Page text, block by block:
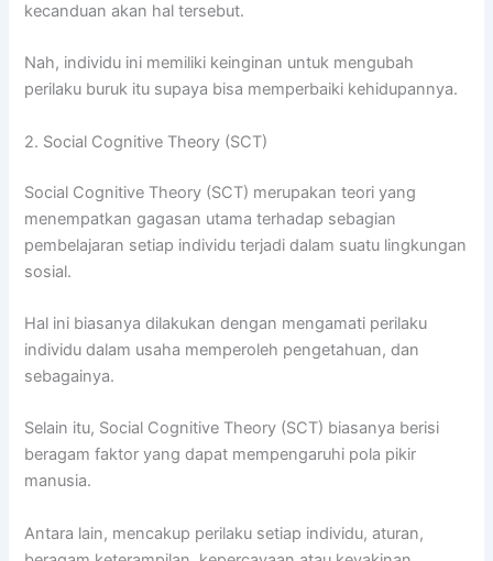
kecanduan akan hal tersebut.
Nah, individu ini memiliki keinginan untuk mengubah
perilaku buruk itu supaya bisa memperbaiki kehidupannya.
2. Social Cognitive Theory (SCT)
Social Cognitive Theory (SCT) merupakan teori yang
menempatkan gagasan utama terhadap sebagian
pembelajaran setiap individu terjadi dalam suatu lingkungan
sosial.
Hal ini biasanya dilakukan dengan mengamati perilaku
individu dalam usaha memperoleh pengetahuan, dan
sebagainya.
Selain itu, Social Cognitive Theory (SCT) biasanya berisi
beragam faktor yang dapat mempengaruhi pola pikir
manusia.
Antara lain, mencakup perilaku setiap individu, aturan,